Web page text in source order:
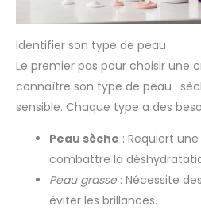
Identifier son type de peau
Le premier pas pour choisir une
connaître son type de peau :
sensible. Chaque type a des
Peau sèche : Requiert
combattre la
Peau grasse: Nécessite
éviter les brillances.